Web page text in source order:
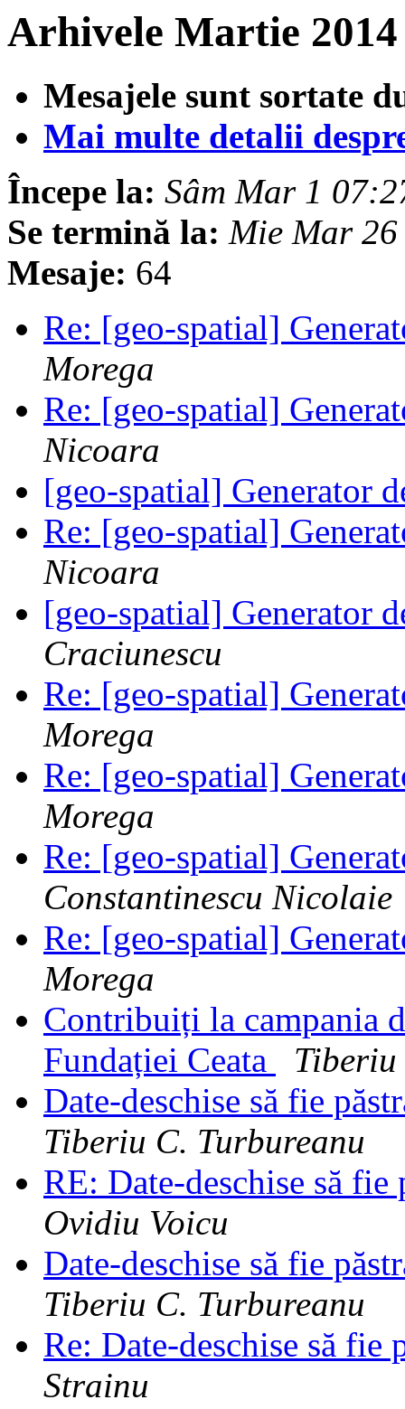
Arhivele Martie
Mesajele sunt sortate
Mai multe detalii
Începe la: Sâm Mar 1
Se termină la: Mie Mar
Mesaje: 64
Re: [geo-spatial]
Morega
Re: [geo-spatial]
Nicoara
[geo-spatial] Generator
Re: [geo-spatial]
Nicoara
[geo-spatial] Generator
Craciunescu
Re: [geo-spatial]
Morega
Re: [geo-spatial]
Morega
Re: [geo-spatial]
Constantinescu Nicolaie
Re: [geo-spatial]
Morega
Contribuiți la campania
Fundației Ceata
Tiberiu
Date-deschise să fie
Tiberiu C. Turbureanu
RE: Date-deschise să fie
Ovidiu Voicu
Date-deschise să fie
Tiberiu C. Turbureanu
Re: Date-deschise să fie
Strainu